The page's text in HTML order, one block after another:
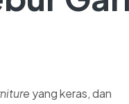
yang keras, dan